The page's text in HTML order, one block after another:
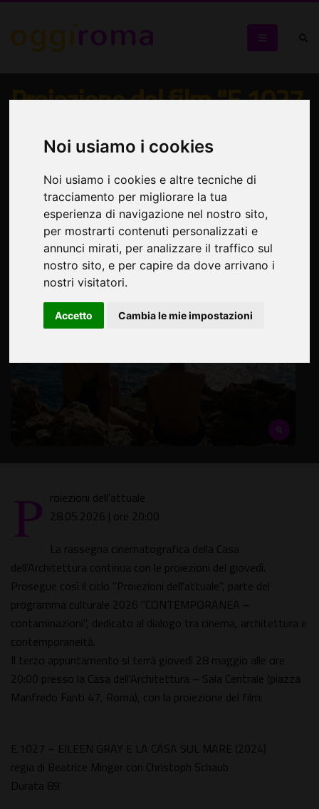
Noi usiamo i cookies
Noi usiamo i cookies e altre tecniche di
tracciamento per migliorare la tua
esperienza di navigazione nel nostro sito,
per mostrarti contenuti personalizzati e
annunci mirati, per analizzare il traffico sul
nostro sito, e per capire da dove arrivano i
nostri visitatori.
Accetto Cambia le mie impostazioni
Proiezione del film "E.1027
- Eileen Gray e la casa sul
mare (2024)"
"CONTEMPORANEA – contaminazioni": dialogo tra
cinema, architettura e contemporaneità
P roiezioni dell'attuale
28.05.2026 | ore 20:00
La rassegna cinematografica della Casa
dell'Architettura continua con le proiezioni del giovedì.
Prosegue così il ciclo "Proiezioni dell'attuale", parte del
programma culturale 2026 "CONTEMPORANEA –
contaminazioni", dedicato al dialogo tra cinema, architettura e
contemporaneità.
Il terzo appuntamento si terrà giovedì 28 maggio alle ore
20:00 presso la Casa dell'Architettura – Sala Centrale (piazza
Manfredo Fanti 47, Roma), con la proiezione del film:
E.1027 – EILEEN GRAY E LA CASA SUL MARE (2024)
regia di Beatrice Minger con Christoph Schaub
Durata 89'